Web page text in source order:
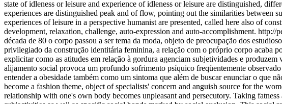
state of idleness or leisure and experience of idleness or leisure are distinguished,
experiences are distinguished peak and of flow, pointing out the similarities between
experiences of leisure in a perspective humanist are presented, called here also of
development, relaxation, challenge, auto-expression and auto-accomplishment. http://
década de 80 o corpo passou a ser tema da moda, objeto de preocupação dos
privilegiado da construção identitária feminina, a relação com o próprio corpo acaba
explicitar como as atitudes em relação à gordura agenciam subjetividades e
alijamento social provoca um profundo sofrimento psíquico freqüentemente
entender a obesidade também como um sintoma que além de buscar enunciar o que
become a fashion theme, object of specialists' concern and anguish source for the
relationship with one's own body becomes unpleasant and persecutory. Taking